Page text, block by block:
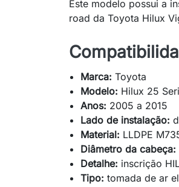
Este modelo possui a
road da Toyota Hilux
Marca: Toyota
Modelo: Hilux 25
Anos: 2005 a 2015
Lado de instalação:
Material: LLDPE
Diâmetro da cabeça:
Detalhe: inscrição
Tipo: tomada de ar